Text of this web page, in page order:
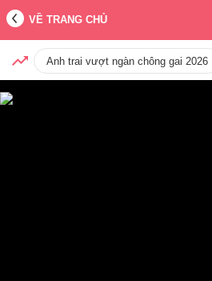
VỀ TRANG CHỦ
Anh trai vượt ngàn chông gai 2026